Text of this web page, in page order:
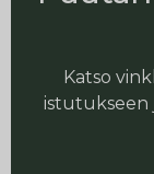
Katso
istutukseen